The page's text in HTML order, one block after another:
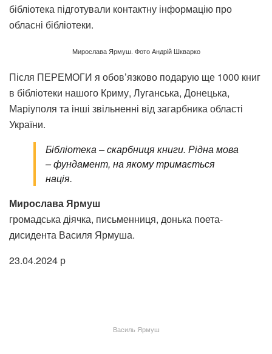
бібліотека підготували контактну інформацію про
обласні бібліотеки.
Мирослава Ярмуш. Фото Андрій Шкварко
Після ПЕРЕМОГИ я обов’язково подарую ще 1000 книг
в бібліотеки нашого Криму, Луганська, Донецька,
Маріуполя та інші звільненні від загарбника області
України.
Бібліотека – скарбниця книги. Рідна мова
– фундамент, на якому тримається
нація.
Мирослава Ярмуш
громадська діячка, письменниця, донька поета-
дисидента Василя Ярмуша.
23.04.2024 р
Василь Ярмуш